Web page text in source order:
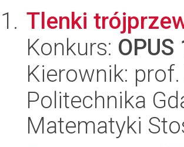
Tlenki
Konkurs: OPUS
Kierownik:
Politechnika
Matematyki